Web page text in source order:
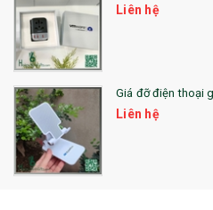
SẢN PHẨM ĐÃ THỰC HIỆN
QUÀ TẶNG SỨC KHỎE
SẢN PHẨM MỚI 2021
Sổ Sạc Đa Năng
La Fonte
Liên hệ
Giá đỡ điện thoại
Liên hệ